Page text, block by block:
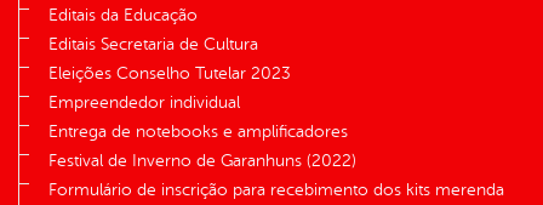
Editais da Educação
Editais Secretaria de Cultura
Eleições Conselho Tutelar 2023
Empreendedor individual
Entrega de notebooks e amplificadores
Festival de Inverno de Garanhuns (2022)
Formulário de inscrição para recebimento dos kits merenda